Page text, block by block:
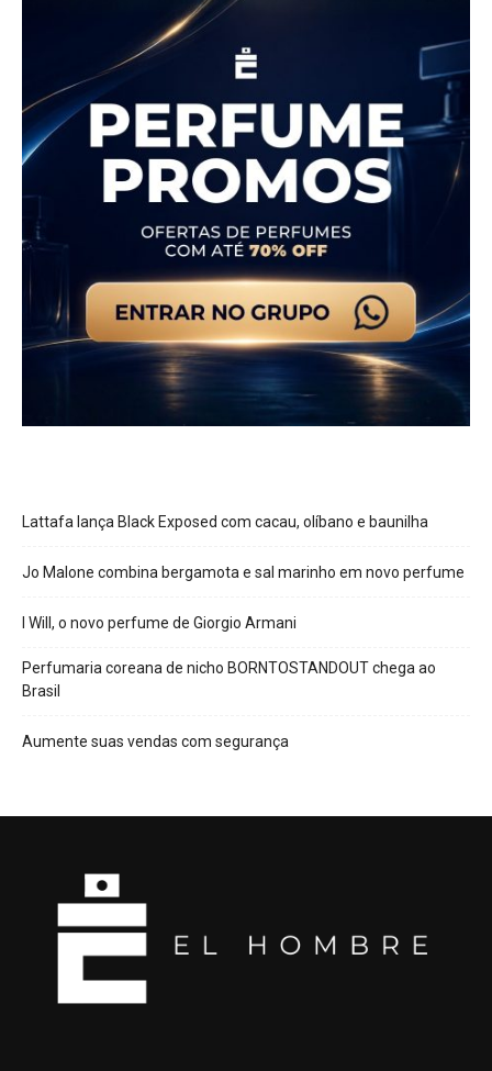
Lattafa lança Black Exposed com cacau, olíbano e baunilha
Jo Malone combina bergamota e sal marinho em novo perfume
I Will, o novo perfume de Giorgio Armani
Perfumaria coreana de nicho BORNTOSTANDOUT chega ao
Brasil
Aumente suas vendas com segurança